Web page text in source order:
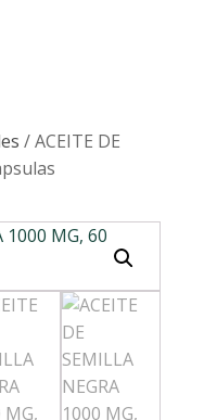
/ ACEITE DE